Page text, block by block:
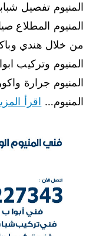
المنيوم تفصيل
المنيوم المطلاع
من خلال هندي
المنيوم وتركيب
المنيوم جرارة
المنيوم… اقرأ